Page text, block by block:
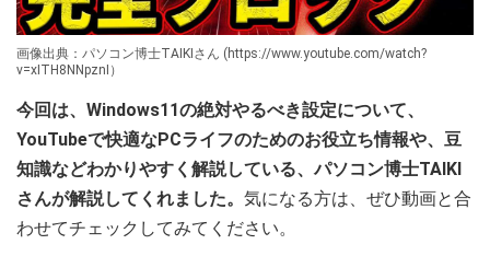
画像出典：パソコン博士TAIKIさん (https://www.youtube.com/watch?
v=xITH8NNpznI）
今回は、Windows11の絶対やるべき設定について、
YouTubeで快適なPCライフのためのお役立ち情報や、豆
知識などわかりやすく解説している、パソコン博士TAIKI
さんが解説してくれました。 気になる方は、ぜひ動画と合
わせてチェックしてみてください。